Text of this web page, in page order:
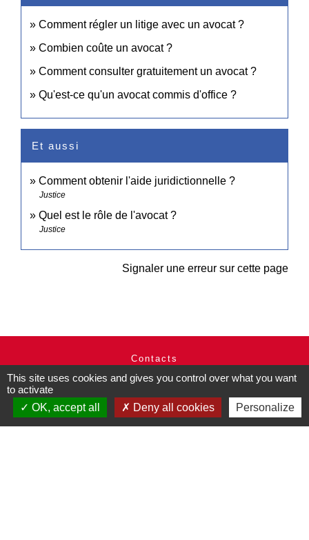
Comment régler un litige avec un avocat ?
Combien coûte un avocat ?
Comment consulter gratuitement un avocat ?
Qu'est-ce qu'un avocat commis d'office ?
Et aussi
Comment obtenir l'aide juridictionnelle ?
Justice
Quel est le rôle de l'avocat ?
Justice
Signaler une erreur sur cette page
Contacts
Commune de Pullay
27130 Pullay - FRANCE
+33 2 32 32 18 58
This site uses cookies and gives you control over what you want
to activate
OK, accept all
Deny all cookies Personalize